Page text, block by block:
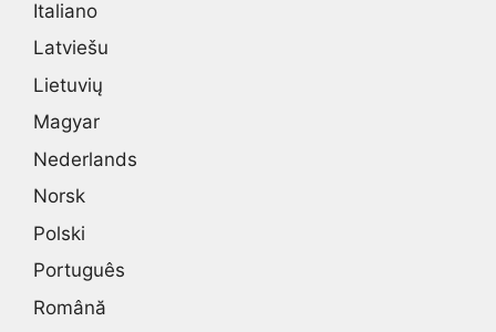
Italiano
Latviešu
Lietuvių
Magyar
Nederlands
Norsk
Polski
Português
Română